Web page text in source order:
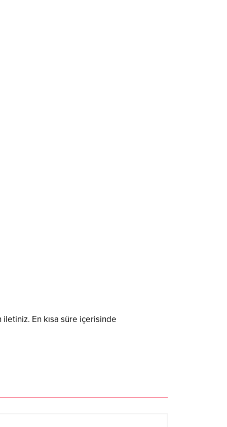
En kısa süre içerisinde